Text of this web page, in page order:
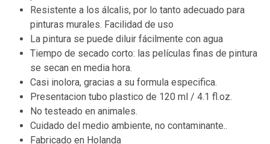
Resistente a los álcalis, por lo tanto adecuado para
pinturas murales. Facilidad de uso
La pintura se puede diluir fácilmente con agua
Tiempo de secado corto: las películas finas de pintura
se secan en media hora.
Casi inolora, gracias a su formula especifica.
Presentacion tubo plastico de 120 ml / 4.1 fl.oz.
No testeado en animales.
Cuidado del medio ambiente, no contaminante..
Fabricado en Holanda